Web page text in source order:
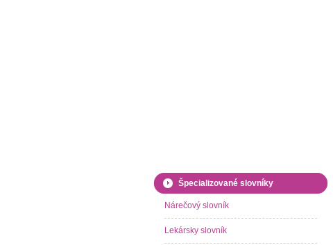
Špecializované slovníky
Nárečový slovník
Lekársky slovník